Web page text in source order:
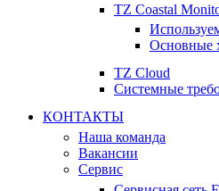
TZ Coastal
Основные
TZ Cloud
Системные
КОНТАКТЫ
Наша команда
Вакансии
Сервис